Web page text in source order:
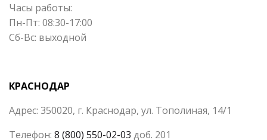
Часы работы:
Пн-Пт: 08:30-17:00
Сб-Вс: выходной
КРАСНОДАР
Адрес: 350020, г. Краснодар, ул. Тополиная, 14/1
Телефон: 8 (800) 550-02-03 доб. 201